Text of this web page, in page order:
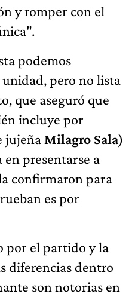
y romper con el
podemos
pero no lista
que aseguró que
incluye por
jujeña Milagro Sala)
presentarse a
confirmaron para
es por
por el partido y la
diferencias dentro
son notorias en